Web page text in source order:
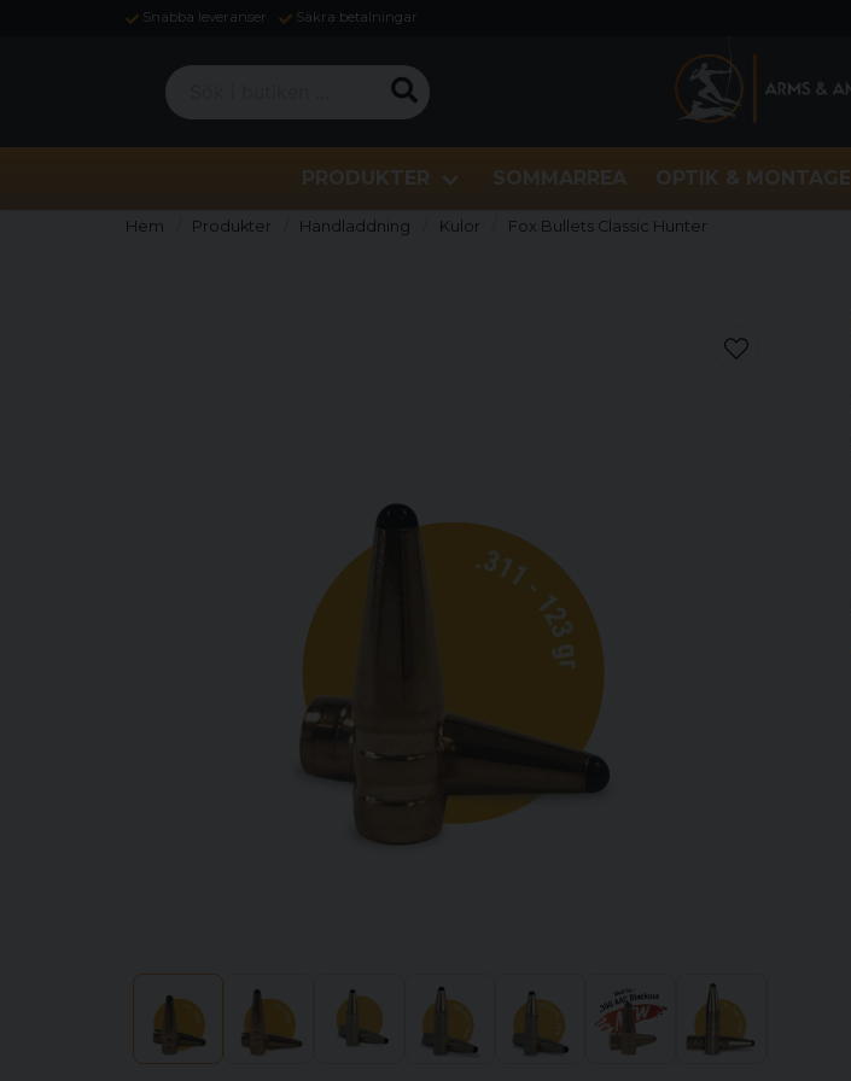
Snabba leveranser Säkra betalningar
Sök i butiken ...
PRODUKTER SOMMARREA OPTIK & MONTAGE
Hem Produkter Handladdning Kulor Fox Bullets Classic Hunter